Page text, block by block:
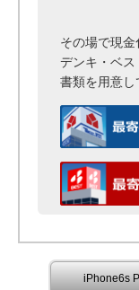
その場で現
デンキ・ベス
書類を用意し
iPhone6s